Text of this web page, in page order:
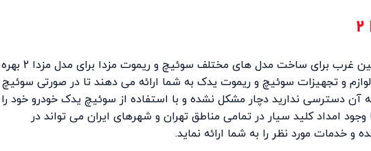
شما می توانید از خدمات مجموعه نگین غرب برای ساخت مدل های مختلف سوئیچ و ریموت مزدا برای مدل مزدا 2 بهره
و تجهیزات سوئیچ و ریموت یدک به شما ارائه می دهند تا در صورتی سوئیچ
آن دسترسی ندارید دچار مشکل نشده و با استفاده از سوئیچ یدک خودرو خود را
امداد کلید سیار در تمامی مناطق تهران و شهرهای ایران می تواند در
خدمات مورد نظر را به شما ارائه نماید.